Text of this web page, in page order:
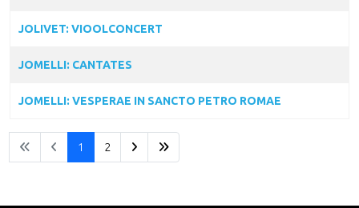
JOLIVET: VIOOLCONCERT
JOMELLI: CANTATES
JOMELLI: VESPERAE IN SANCTO PETRO ROMAE
1 2